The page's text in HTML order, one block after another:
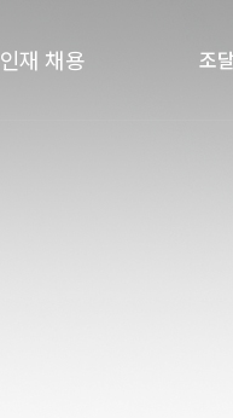
인재 채용 조